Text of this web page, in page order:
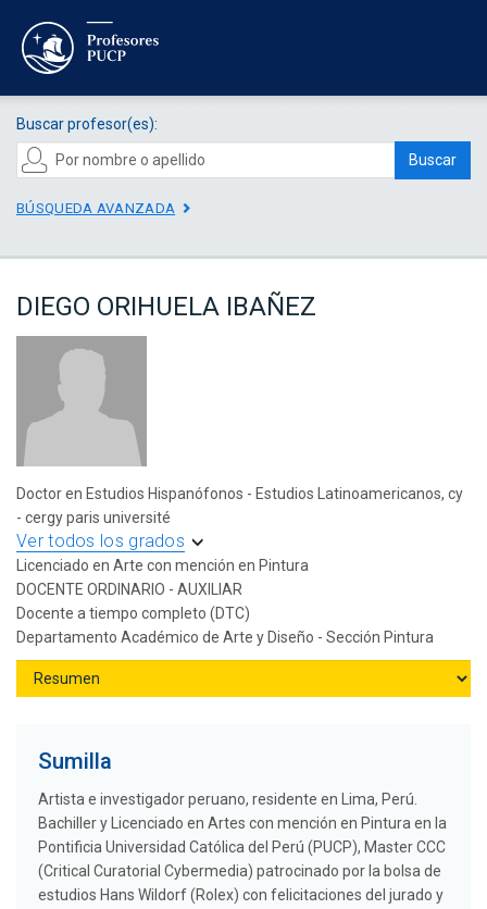
Buscar profesor(es):
Buscar
BÚSQUEDA AVANZADA
DIEGO ORIHUELA IBAÑEZ
Doctor en Estudios Hispanófonos - Estudios Latinoamericanos, cy
- cergy paris université
Ver todos los grados
Licenciado en Arte con mención en Pintura
DOCENTE ORDINARIO - AUXILIAR
Docente a tiempo completo (DTC)
Departamento Académico de Arte y Diseño - Sección Pintura
Sumilla
Artista e investigador peruano, residente en Lima, Perú.
Bachiller y Licenciado en Artes con mención en Pintura en la
Pontificia Universidad Católica del Perú (PUCP), Master CCC
(Critical Curatorial Cybermedia) patrocinado por la bolsa de
estudios Hans Wildorf (Rolex) con felicitaciones del jurado y